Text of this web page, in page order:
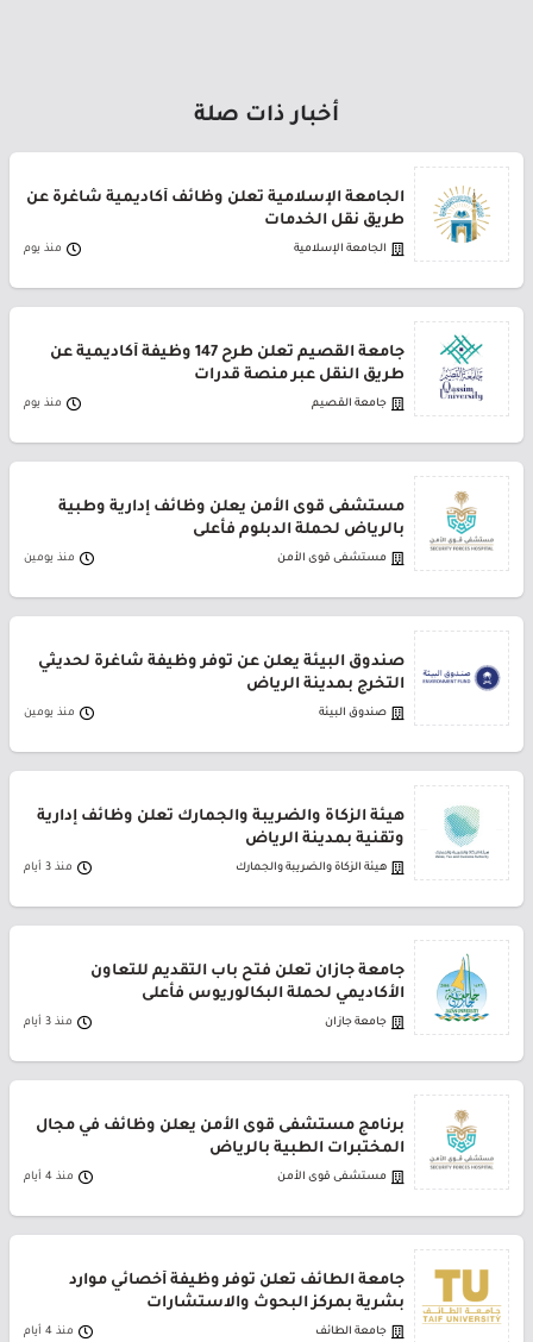
أخبار ذات صلة
الجامعة الإسلامية تعلن وظائف أكاديمية شاغرة عن
طريق نقل الخدمات
الجامعة الإسلامية منذ يوم
جامعة القصيم تعلن طرح 147 وظيفة أكاديمية عن
طريق النقل عبر منصة قدرات
جامعة القصيم منذ يوم
مستشفى قوى الأمن يعلن وظائف إدارية وطبية
بالرياض لحملة الدبلوم فأعلى
مستشفى قوى الأمن منذ يومين
صندوق البيئة يعلن عن توفر وظيفة شاغرة لحديثي
التخرج بمدينة الرياض
صندوق البيئة منذ يومين
هيئة الزكاة والضريبة والجمارك تعلن وظائف إدارية
وتقنية بمدينة الرياض
هيئة الزكاة والضريبة والجمارك منذ 3 أيام
جامعة جازان تعلن فتح باب التقديم للتعاون
الأكاديمي لحملة البكالوريوس فأعلى
جامعة جازان منذ 3 أيام
برنامج مستشفى قوى الأمن يعلن وظائف في مجال
المختبرات الطبية بالرياض
مستشفى قوى الأمن منذ 4 أيام
جامعة الطائف تعلن توفر وظيفة أخصائي موارد
بشرية بمركز البحوث والاستشارات
جامعة الطائف منذ 4 أيام